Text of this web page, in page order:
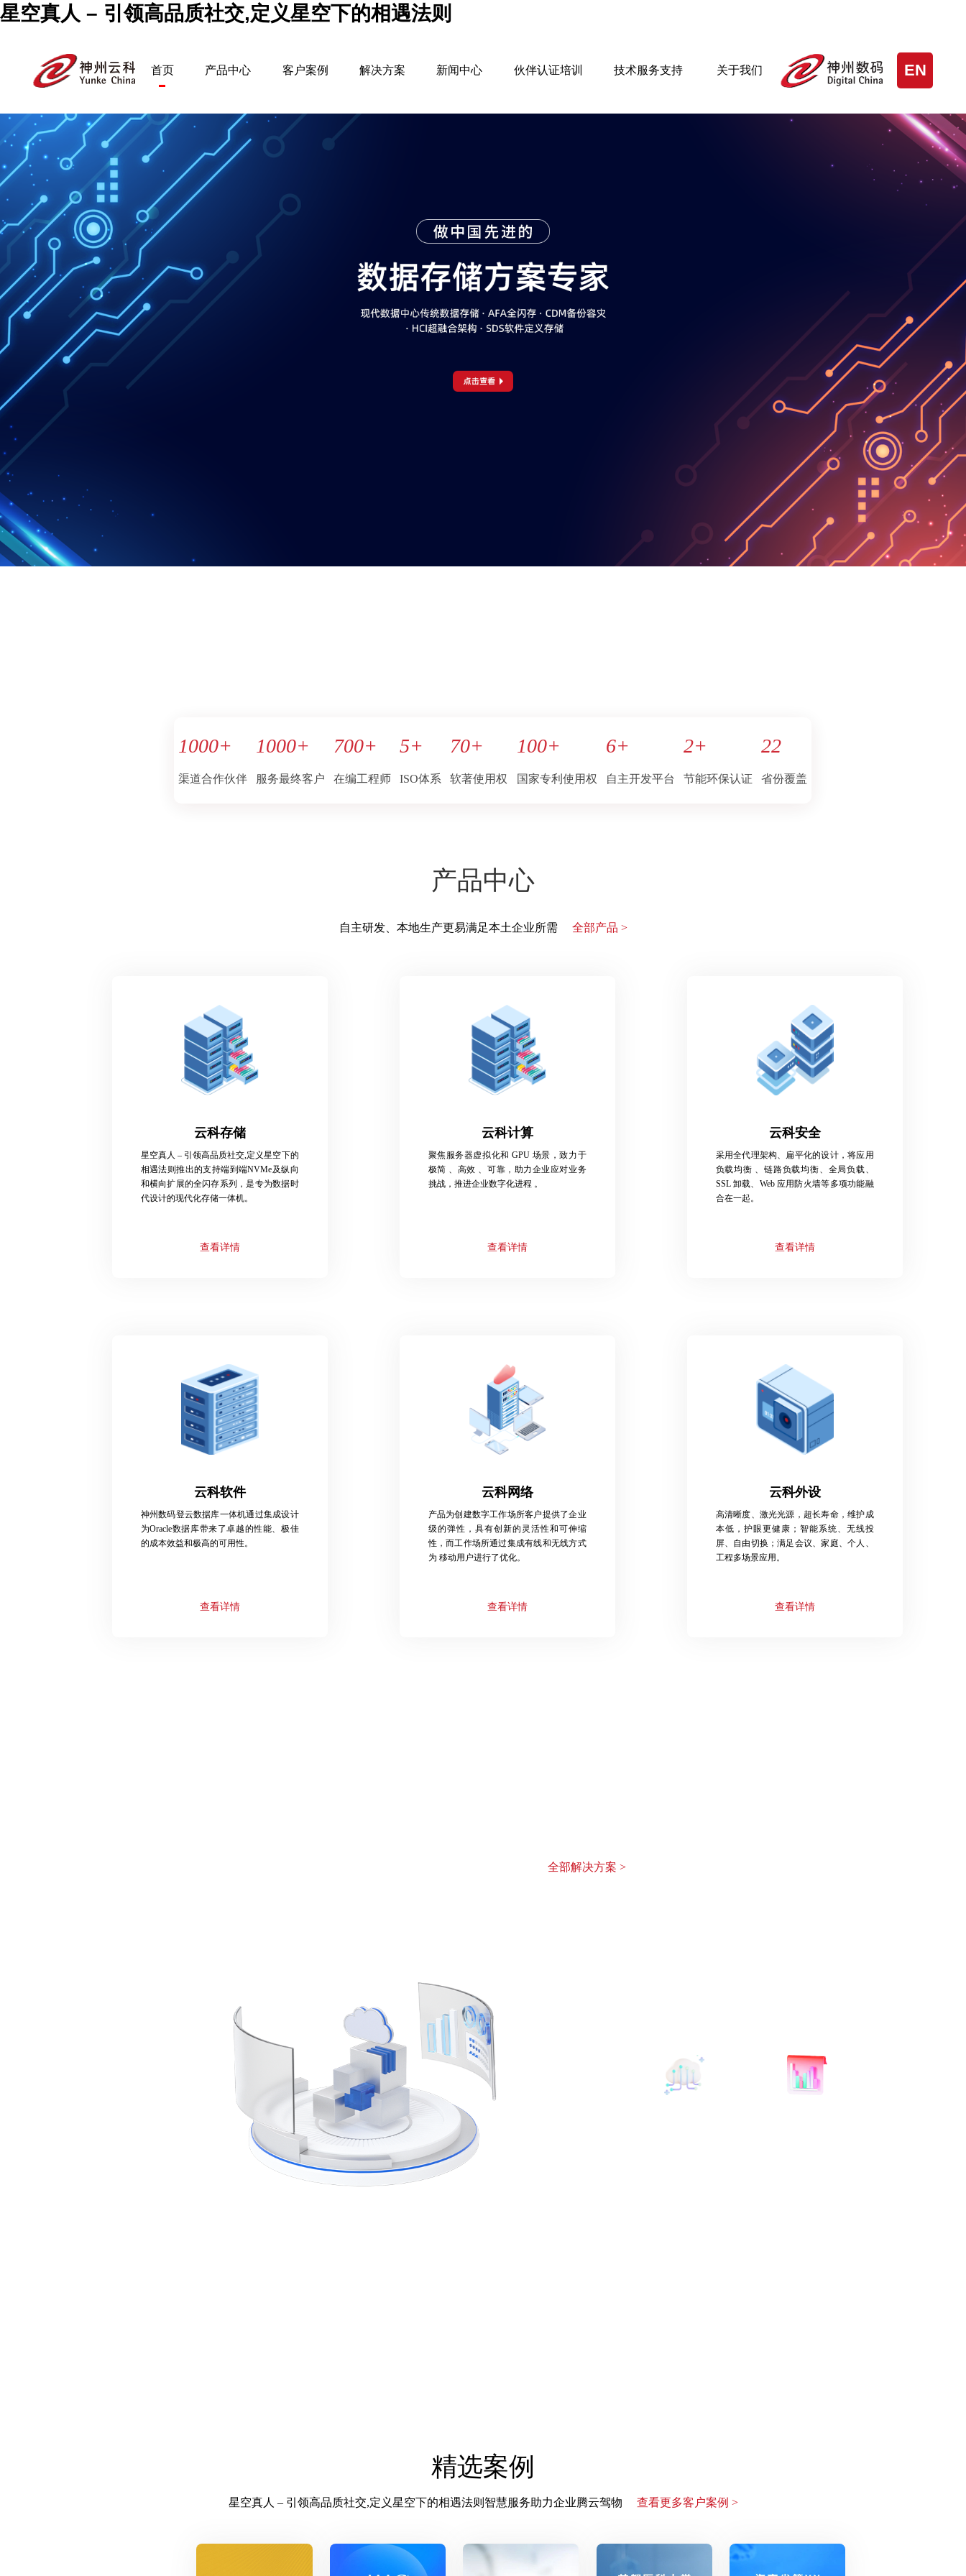
星空真人 – 引领高品质社交,定义星空下的相遇法则
首页 产品中心 客户案例 解决方案 新闻中心 伙伴认证培训 技术服务支持 关于我们 EN
1000+
渠道合作伙伴
1000+
服务最终客户
700+
在编工程师
5+
ISO体系
70+
软著使用权
100+
国家专利使用权
6+
自主开发平台
2+
节能环保认证
22
省份覆盖
产品中心
自主研发、本地生产更易满足本土企业所需 全部产品 >
云科存储
星空真人 – 引领高品质社交,定义星空下的
相遇法则推出的支持端到端NVMe及纵向
和横向扩展的全闪存系列，是专为数据时
代设计的现代化存储一体机。
查看详情
云科计算
聚焦服务器虚拟化和 GPU 场景，致力于
极简 、高效 、可靠，助力企业应对业务
挑战，推进企业数字化进程 。
查看详情
云科安全
采用全代理架构、扁平化的设计，将应用
负载均衡 、链路负载均衡、全局负载、
SSL 卸载、Web 应用防火墙等多项功能融
合在一起。
查看详情
云科软件
神州数码登云数据库一体机通过集成设计
为Oracle数据库带来了卓越的性能、极佳
的成本效益和极高的可用性。
查看详情
云科网络
产品为创建数字工作场所客户提供了企业
级的弹性，具有创新的灵活性和可伸缩
性，而工作场所通过集成有线和无线方式
为 移动用户进行了优化。
查看详情
云科外设
高清晰度、激光光源，超长寿命，维护成
本低，护眼更健康；智能系统、无线投
屏、自由切换；满足会议、家庭、个人、
工程多场景应用。
查看详情
全部解决方案 >
精选案例
星空真人 – 引领高品质社交,定义星空下的相遇法则智慧服务助力企业腾云驾物 查看更多客户案例 >